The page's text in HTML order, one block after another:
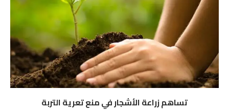
تساهم زراعة الأشجار في منع تعرية التربة